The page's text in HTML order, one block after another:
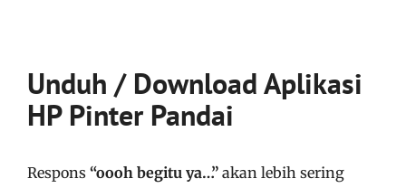
Unduh / Download Aplikasi
HP Pinter Pandai
Respons “oooh begitu ya…” akan lebih sering